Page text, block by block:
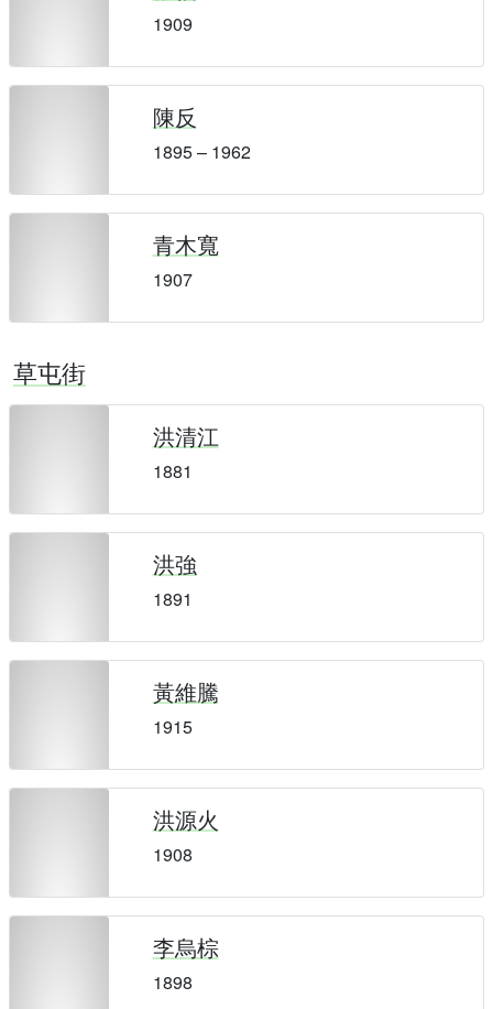
1909
陳反
1895 – 1962
青木寬
1907
草屯街
洪清江
1881
洪強
1891
黃維騰
1915
洪源火
1908
李烏棕
1898